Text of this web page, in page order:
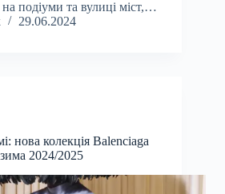
подіуми та вулиці міст,…
29.06.2024
нова колекція Balenciaga
2024/2025